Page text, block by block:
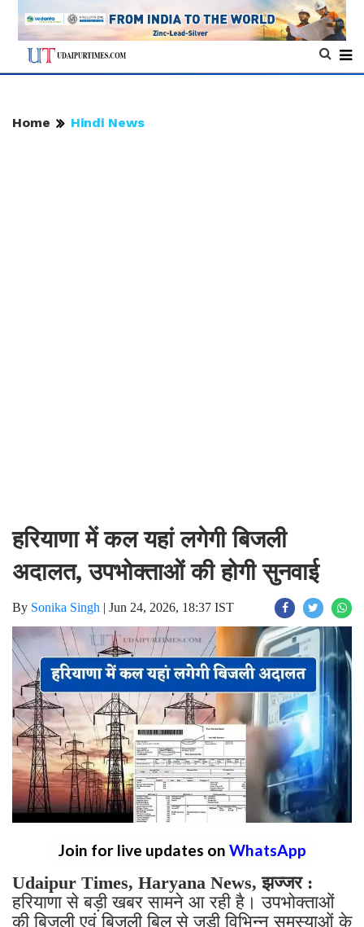
Home Hindi News
हरियाणा में कल यहां लगेगी बिजली
अदालत, उपभोक्ताओं की होगी सुनवाई
By Sonika Singh | Jun 24, 2026, 18:37 IST
Join for live updates on WhatsApp
Udaipur Times, Haryana News, झज्जर :
हरियाणा से बड़ी खबर सामने आ रही है। उपभोक्ताओं
की बिजली एवं बिजली बिल से जुड़ी विभिन्न समस्याओं के